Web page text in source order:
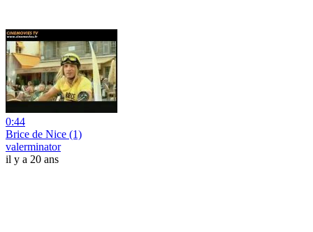
0:44
Brice de Nice (1)
valerminator
il y a 20 ans